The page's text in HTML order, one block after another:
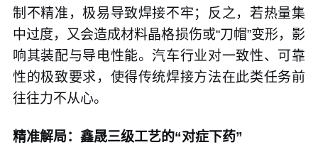
制不精准，极易导致焊接不牢；反之，若热量集
中过度，又会造成材料晶格损伤或“刀帽”变形，影
响其装配与导电性能。汽车行业对一致性、可靠
性的极致要求，使得传统焊接方法在此类任务前
往往力不从心。
精准解局：鑫晟三级工艺的“对症下药”